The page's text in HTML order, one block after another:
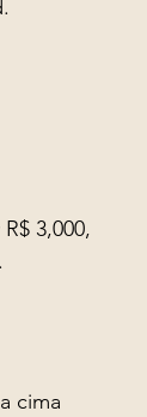
3,000,
cima